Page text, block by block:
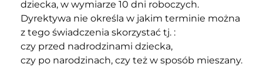
dziecka, w wymiarze 10 dni roboczych.
Dyrektywa nie określa w jakim terminie można
z tego świadczenia skorzystać tj. :
czy przed nadrodzinami dziecka,
czy po narodzinach, czy też w sposób mieszany.